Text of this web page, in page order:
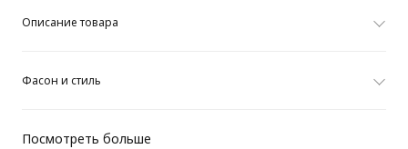
Посмотреть больше
Описание товара
Фасон и стиль